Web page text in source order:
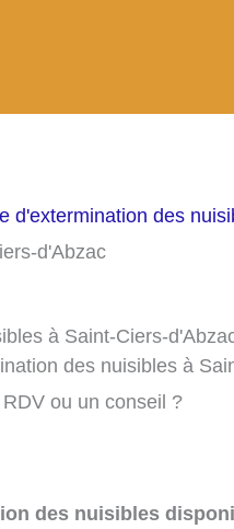
d'extermination des
d'Abzac
à Saint-Ciers-
des nuisibles à
ou un conseil ?
des nuisibles